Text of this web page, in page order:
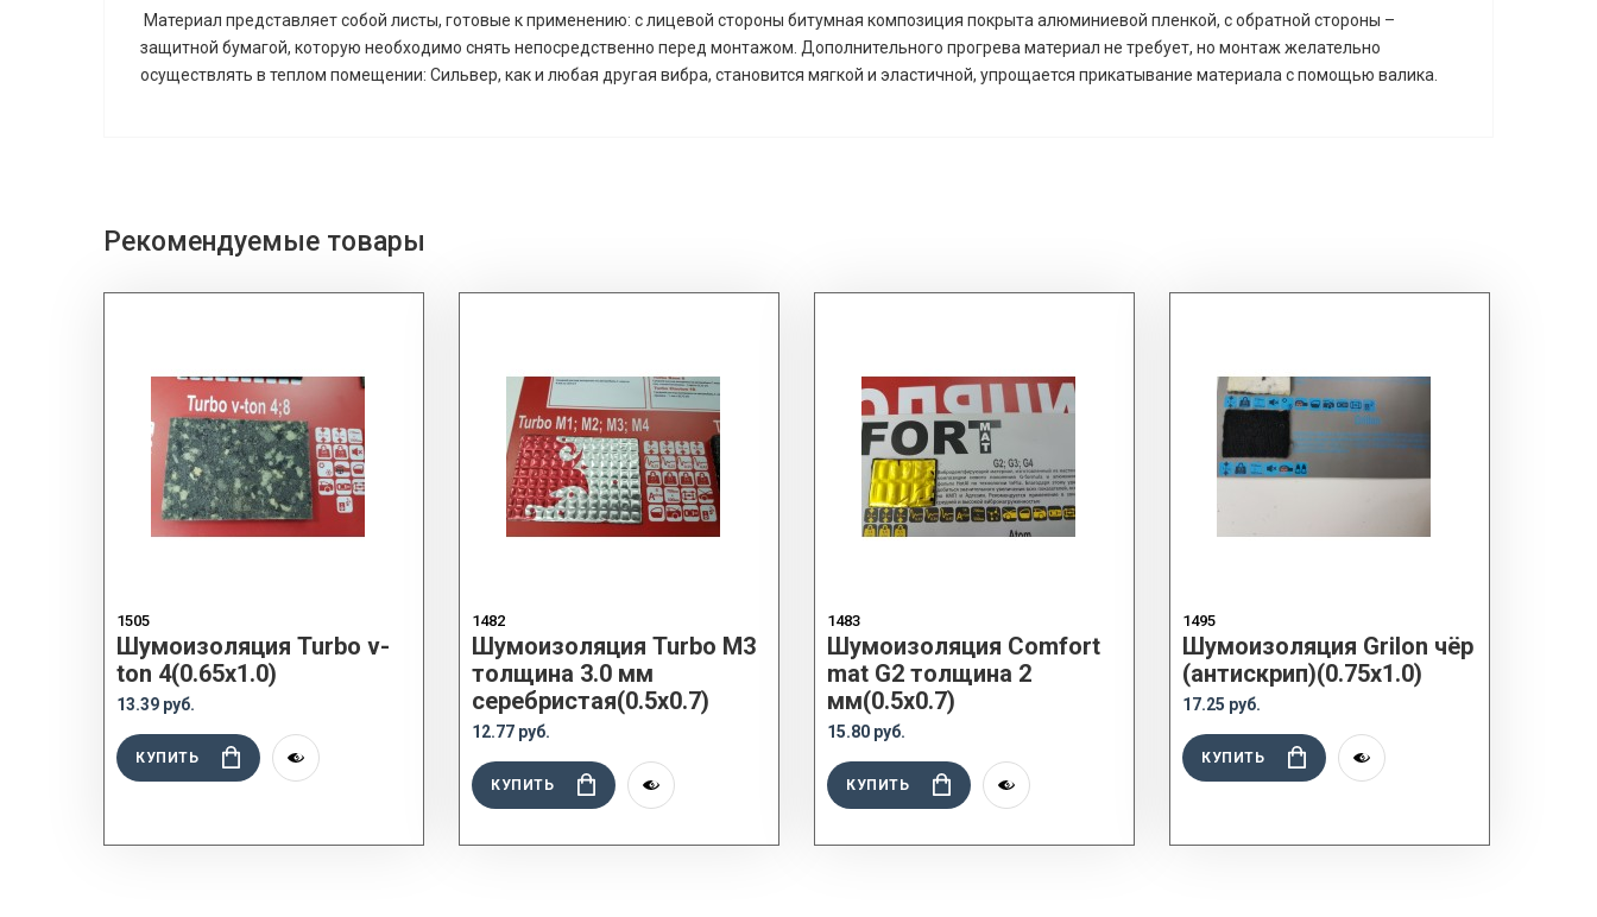
Материал представляет собой листы, готовые к применению: с лицевой стороны битумная композиция покрыта алюминиевой пленкой, с обратной стороны –
защитной бумагой, которую необходимо снять непосредственно перед монтажом. Дополнительного прогрева материал не требует, но монтаж желательно
осуществлять в теплом помещении: Сильвер, как и любая другая вибра, становится мягкой и эластичной, упрощается прикатывание материала с помощью валика.
Рекомендуемые товары
1505
Шумоизоляция Turbo v-
ton 4(0.65x1.0)
13.39 руб.
КУПИТЬ
1482
Шумоизоляция Turbo M3
толщина 3.0 мм
серебристая(0.5x0.7)
12.77 руб.
КУПИТЬ
1483
Шумоизоляция Comfort
mat G2 толщина 2
мм(0.5x0.7)
15.80 руб.
КУПИТЬ
1495
Шумоизоляция Grilon чёр
(антискрип)(0.75x1.0)
17.25 руб.
КУПИТЬ